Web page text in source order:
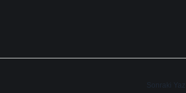
Sonraki